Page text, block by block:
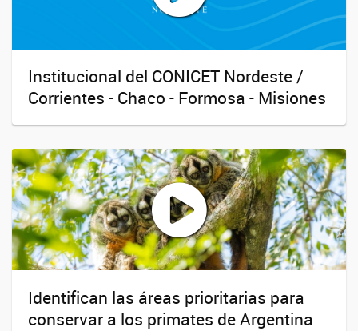
Institucional del CONICET Nordeste /
Corrientes - Chaco - Formosa - Misiones
Identifican las áreas prioritarias para
conservar a los primates de Argentina